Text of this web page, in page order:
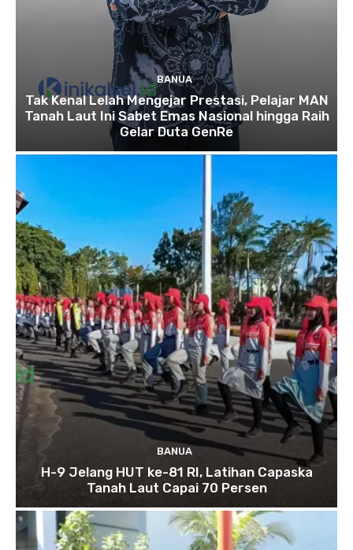
BANUA
Tak Kenal Lelah Mengejar Prestasi, Pelajar MAN
Tanah Laut Ini Sabet Emas Nasional hingga Raih
Gelar Duta GenRe
BANUA
H-9 Jelang HUT ke-81 RI, Latihan Capaska
Tanah Laut Capai 70 Persen